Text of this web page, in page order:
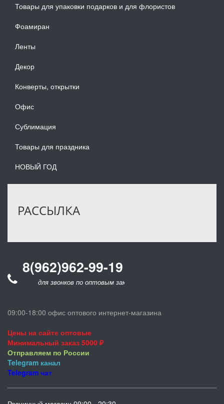
Товары для упаковки подарков и для флористов
Фоамиран
Ленты
Декор
Конверты, открытки
Офис
Сублимация
Товары для праздника
НОВЫЙ ГОД
РАССЫЛКА
8(962)962-99-19
для звонков по оптовым заказам
09:00-18:00 офис оптового интернет-магазина
Цены на сайте оптовые
Минимальный заказ 5000 ₽
Отправляем по России
Telegram канал
Telegram чат